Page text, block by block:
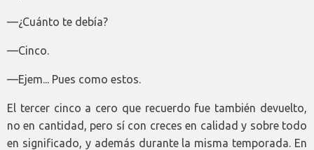
—¿Cuánto te debía?
—Cinco.
—Ejem... Pues como estos.
El tercer cinco a cero que recuerdo fue también devuelto,
no en cantidad, pero sí con creces en calidad y sobre todo
en significado, y además durante la misma temporada. En